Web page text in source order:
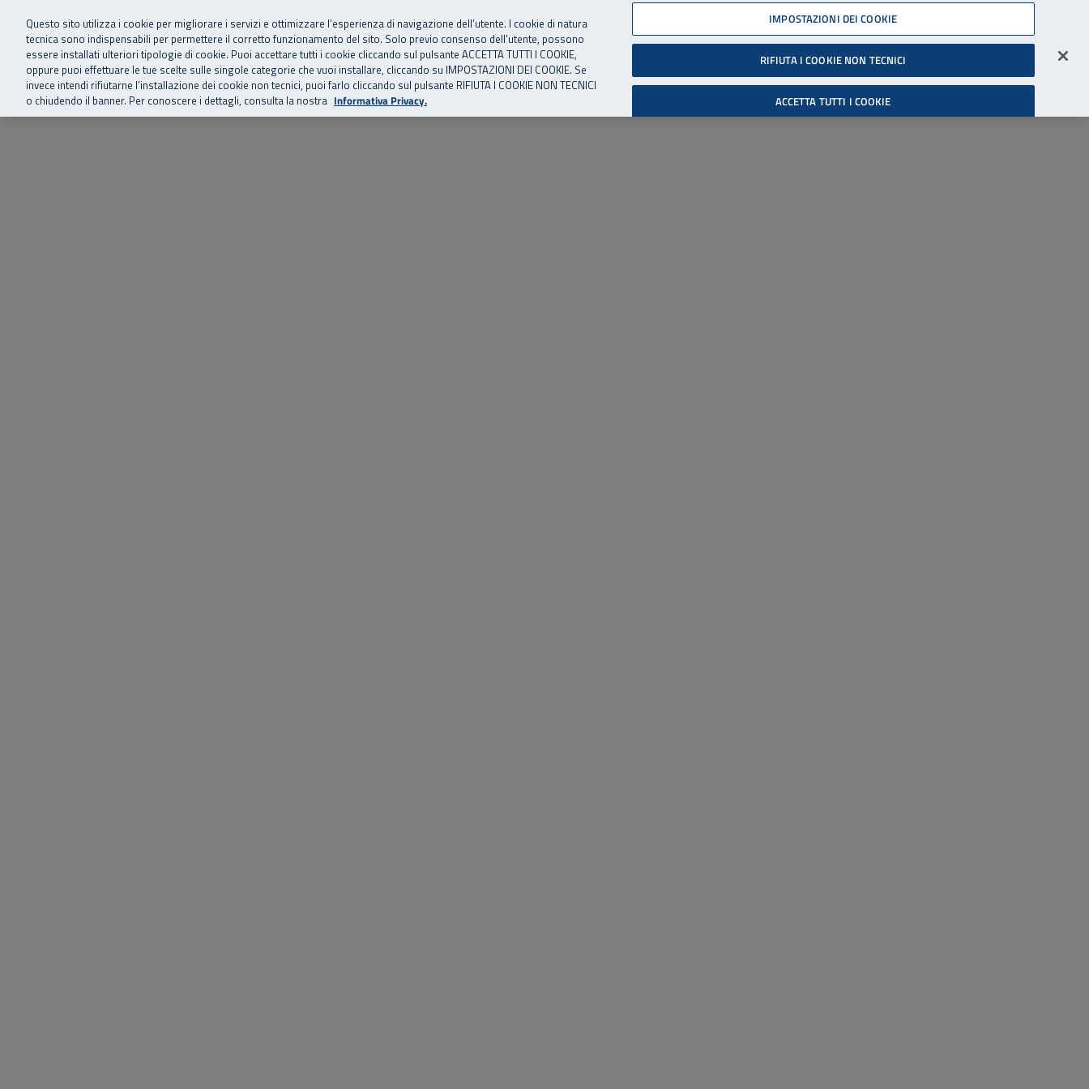
Vai al menu principale
Vai al contenuto principale
Vai al Footer 06 45539607
SuperAbile - il Contact Center Inail per il mondo della disabilità
Home Chi siamo Storie, news ed eventi Risorse utili Supporto Accessibilità
Cerca
Accedi all'area riservata
Questo sito utilizza i cookie per migliorare i servizi e ottimizzare l’esperienza di navigazione dell’utente. I cookie di natura
tecnica sono indispensabili per permettere il corretto funzionamento del sito. Solo previo consenso dell’utente, possono
essere installati ulteriori tipologie di cookie. Puoi accettare tutti i cookie cliccando sul pulsante ACCETTA TUTTI I COOKIE,
oppure puoi effettuare le tue scelte sulle singole categorie che vuoi installare, cliccando su IMPOSTAZIONI DEI COOKIE. Se
invece intendi rifiutarne l’installazione dei cookie non tecnici, puoi farlo cliccando sul pulsante RIFIUTA I COOKIE NON TECNICI
o chiudendo il banner. Per conoscere i dettagli, consulta la nostra Informativa Privacy.
IMPOSTAZIONI DEI COOKIE
RIFIUTA I COOKIE NON TECNICI
ACCETTA TUTTI I COOKIE